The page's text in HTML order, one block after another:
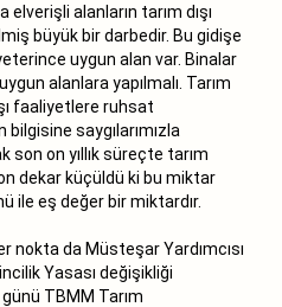
elverişli alanların tarım dışı
büyük bir darbedir. Bu gidişe
uygun alan var. Binalar
alanlara yapılmalı. Tarım
faaliyetlere ruhsat
saygılarımızla
son on yıllık süreçte tarım
dekar küçüldü ki bu miktar
ile eş değer bir miktardır.
nokta da Müsteşar Yardımcısı
Yasası değişikliği
TBMM Tarım